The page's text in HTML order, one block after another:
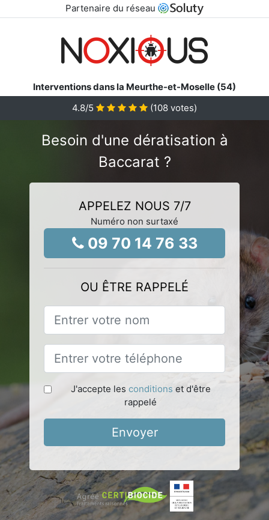
Partenaire du réseau
Interventions dans la Meurthe-et-Moselle (54)
4.8/5 (108 votes)
Besoin d'une dératisation à
Baccarat ?
APPELEZ NOUS 7/7
Numéro non surtaxé
09 70 14 76 33
OU ÊTRE RAPPELÉ
J'accepte les conditions et d'être
rappelé
Envoyer